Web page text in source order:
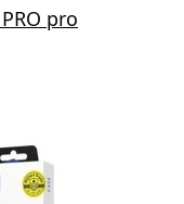
pro